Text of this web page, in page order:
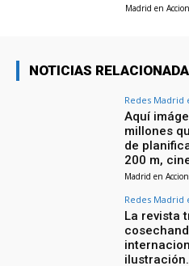
Madrid en Accion
NOTICIAS
Redes Madrid
Aquí
millones
de
200 m,
Madrid en Accion
Redes Madrid
La revista